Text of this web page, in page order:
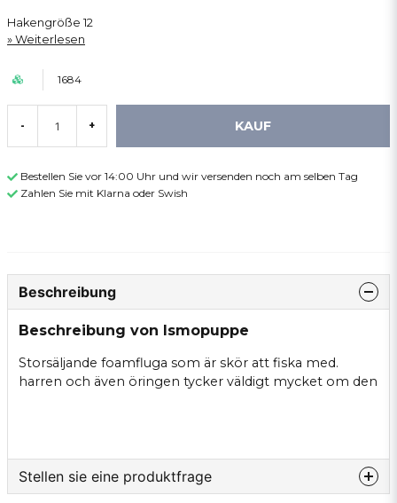
Hakengröße 12
Weiterlesen
1684
- + KAUF
Bestellen Sie vor 14:00 Uhr und wir versenden noch am selben Tag
Zahlen Sie mit Klarna oder Swish
Beschreibung
Beschreibung von Ismopuppe
Storsäljande foamfluga som är skör att fiska med.
harren och även öringen tycker väldigt mycket om den
Stellen sie eine produktfrage